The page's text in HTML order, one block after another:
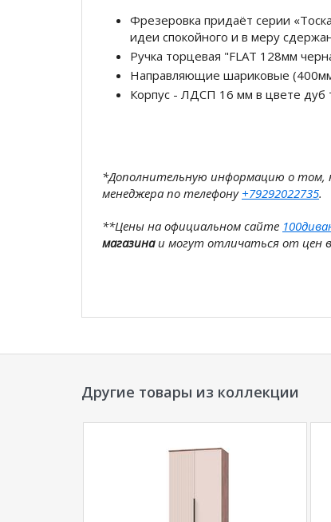
Фрезеровка придаёт серии
идеи спокойного и в меру
Ручка торцевая "FLAT 128мм
Направляющие шариковые
Корпус - ЛДСП 16 мм в цвете
*Дополнительную информацию о том,
менеджера по телефону +79292022735.
**Цены на официальном сайте
магазинаи могут отличаться от цен в
Другие товары из коллекции